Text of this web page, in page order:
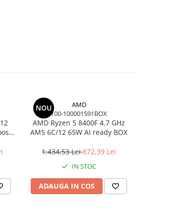
NOU
AMD
100-100001591BOX
AMD Ryzen 5 8400F 4.7 GHz
AM5 6C/12 65W AI ready BOX
1.434,53 Lei872,39 Lei
IN STOC
ADAUGA IN COS